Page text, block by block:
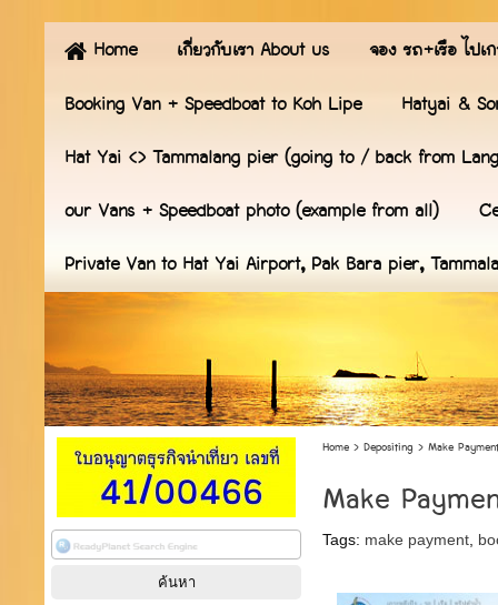
Home เกี่ยวกับเรา About us
จอง รถ+เรือ ไปเ
Booking Van + Speedboat to Koh Lipe
Hatyai &
Hat Yai <> Tammalang pier (going to / back from
our Vans + Speedboat photo (example from all)
Private Van to Hat Yai Airport, Pak Bara pier,
Home> Depositing > Make
Make
Tags: make payment